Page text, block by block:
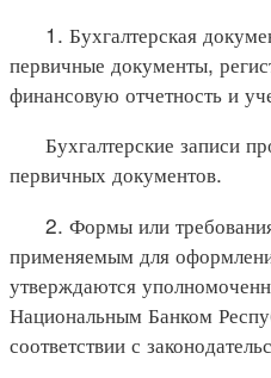
1. Бухгалтерская
первичные документы,
финансовую отчетность и
Бухгалтерские записи
первичных документов.
2. Формы или
применяемым для
утверждаются
Национальным Банком
соответствии с